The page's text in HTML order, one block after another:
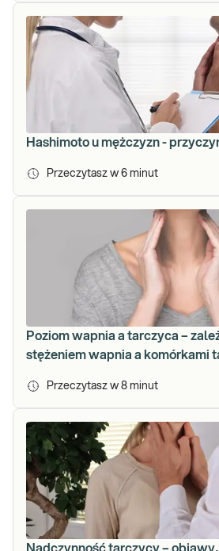
Hashimoto u mężczyzn -
Przeczytasz w 6 minut
Poziom wapnia a tarczyca –
stężeniem wapnia a komórkami
Przeczytasz w 8 minut